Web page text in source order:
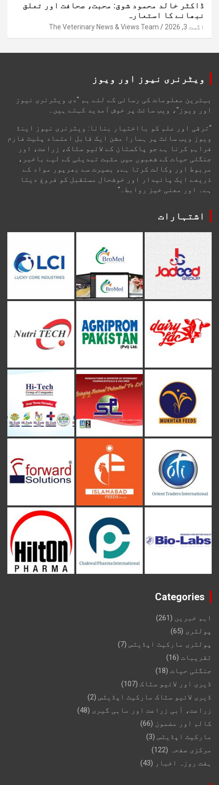
ڈاکٹر خالد محمود شوق: محبت، صحافت اور تعلق
نبھانے کا استعارہ
اگست 3, 2026 The Veterinary News & Views Team
ویٹرنری نیوز اور ویوز
بہترین معلومات کی رسائی کے لئے ہم "دی ویٹرنری نیوز
اور ویوز"، ویب سائٹ پر خوش آمدید کہتے ہیں۔
"ترقی اور علم کو بااختیار بنانا: ویٹرنری نیوز اینڈ
ویوز ویب سائٹ پر ہمارا مشن ایک قابل اعتماد پلیٹ فارم
فراہم کرنا ہے جو پاکستان کے لائیو سٹاک، زراعت، اور
جنگلی حیات کے شعبوں میں مثبت تبدیلی کے لیے باخبر،
مربوط اور وکالت کرتا ہے، بصیرت سے بھرپور مواد کے
ذریعے ایک پائیدار اور خوشحال مستقبل کو فروغ دیتا
ہے۔ اور معنی خیز روابط۔"
اشتہارات
Categories
اہم خبریں (261)
پولٹری (65)
پولٹری مارکیٹ اپڈیٹس (7)
تقریبات (16)
جنگلی حیات (18)
ڈیری اور لائیو سٹاک (107)
ڈیری لائیو سٹاک مارکیٹ اپڈیٹس (2)
زراعت، آبی زراعت اور ماہی گیری (48)
کالم اور مضمون (66)
مارکیٹ اپڈیٹس (3)
مرکزی صفحہ (122)
ہفت روزہ اخبار (43)